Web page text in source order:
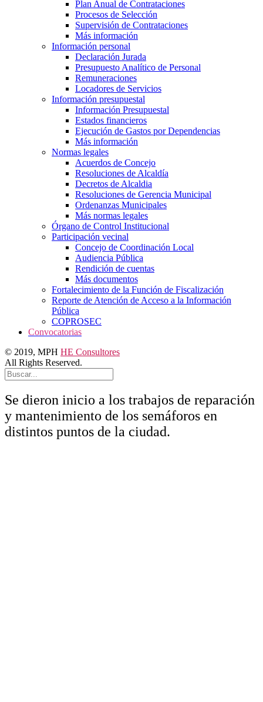
Plan Anual de Contrataciones
Procesos de Selección
Supervisión de Contrataciones
Más información
Información personal
Declaración Jurada
Presupuesto Analítico de Personal
Remuneraciones
Locadores de Servicios
Información presupuestal
Información Presupuestal
Estados financieros
Ejecución de Gastos por Dependencias
Más información
Normas legales
Acuerdos de Concejo
Resoluciones de Alcaldía
Decretos de Alcaldia
Resoluciones de Gerencia Municipal
Ordenanzas Municipales
Más normas legales
Órgano de Control Institucional
Participación vecinal
Concejo de Coordinación Local
Audiencia Pública
Rendición de cuentas
Más documentos
Fortalecimiento de la Función de Fiscalización
Reporte de Atención de Acceso a la Información
Pública
COPROSEC
Convocatorias
© 2019, MPH HE Consultores
All Rights Reserved.
Buscar:
Se dieron inicio a los trabajos de reparación
y mantenimiento de los semáforos en
distintos puntos de la ciudad.